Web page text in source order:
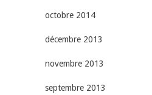
octobre 2014
décembre 2013
novembre 2013
septembre 2013